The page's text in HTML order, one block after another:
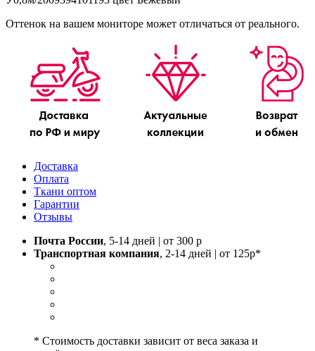
Оттенок на вашем мониторе может отличаться от реального.
Доставка
Оплата
Ткани оптом
Гарантии
Отзывы
Почта России, 5-14 дней | от 300 р
Транспортная компания, 2-14 дней | от 125р*
* Стоимость доставки зависит от веса заказа и